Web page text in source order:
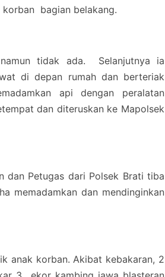
korban bagian belakang.
tidak ada. Selanjutnya ia
di depan rumah dan berteriak
api dengan peralatan
dan diteruskan ke Mapolsek
dan Petugas dari Polsek Brati tiba
memadamkan dan mendinginkan
anak korban. Akibat kebakaran, 2